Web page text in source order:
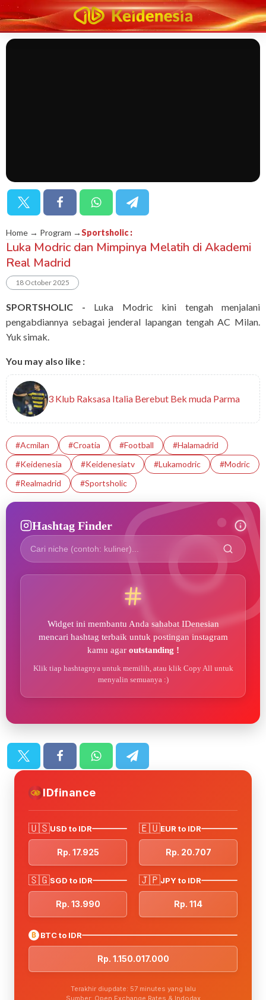
Home → Program →Sportsholic:
Luka Modric dan Mimpinya Melatih di Akademi
Real Madrid
18 October 2025
SPORTSHOLIC - Luka Modric kini tengah menjalani
pengabdiannya sebagai jenderal lapangan tengah AC Milan.
Yuk simak.
You may also like :
3 Klub Raksasa Italia Berebut Bek muda Parma
#acmilan #croatia #football
#halamadrid
#Keidenesia
#Keidenesiatv #lukamodric
#Modric
#Realmadrid
#sportsholic
Hashtag Finder
Widget ini membantu Anda sahabat IDenesian
mencari hashtag terbaik untuk postingan instagram
kamu agar outstanding !
Klik tiap hashtagnya untuk memilih, atau klik Copy All untuk
menyalin semuanya :)
IDfinance
🇺🇸USD to IDR
Rp. 17.925
🇪🇺EUR to IDR
Rp. 20.707
🇸🇬SGD to IDR
Rp. 13.990
🇯🇵JPY to IDR
Rp. 114
₿ BTC to IDR
Rp. 1.150.017.000
Terakhir diupdate: 57 minutes yang lalu